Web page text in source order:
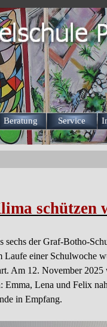
▼
Beratung ▼
Service
schützen
der Graf-Botho-
einer Schulwoche
Am 12. November
Lena und Felix
in Empfang.